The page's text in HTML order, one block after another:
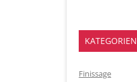
KATEGORIEN
Finissage